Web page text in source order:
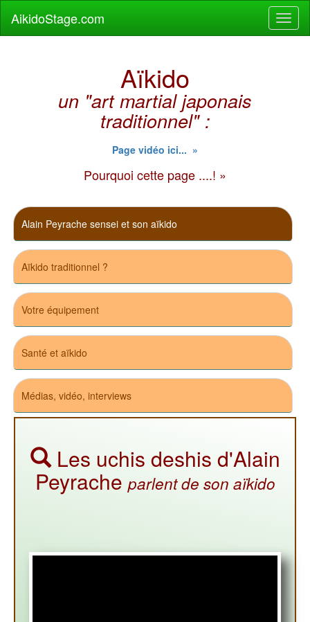
AikidoStage.com
Aïkido
un "art martial japonais
traditionnel" :
Page vidéo ici... »
Pourquoi cette page ....! »
Alain Peyrache sensei et son aïkido
Aïkido traditionnel ?
Votre équipement
Santé et aïkido
Médias, vidéo, interviews
Les uchis deshis d'Alain
Peyrache parlent de son aïkido